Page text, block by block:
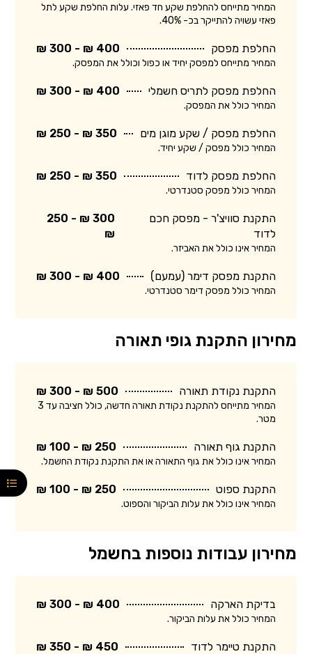
המחיר מתייחס להחלפת שקע חד פאזי. עלות החלפת שקע לתל
פאזי עשויה להתייקר בכ- 40%.
החלפת מפסק 400 ₪ - 300 ₪
המחיר מתייחס למפסק יחיד או כפול וכולל את המפסק.
החלפת מפסק לתריס חשמלי 400 ₪ - 300 ₪
המחיר כולל את המפסק.
החלפת מפסק / שקע מוגן מים 350 ₪ - 250 ₪
המחיר כולל מפסק / שקע יחיד.
החלפת מפסק לדוד 350 ₪ - 250 ₪
המחיר כולל מפסק סטנדרטי.
התקנת סוויצ'ר - מפסק חכם
לדוד
300 ₪ - 250
₪
המחיר אינו כולל את האביזר.
התקנת מפסק דימר (עמעם) 400 ₪ - 300 ₪
המחיר כולל מפסק דימר סטנדרטי.
מחירון התקנת גופי תאורה
התקנת נקודת תאורה 500 ₪ - 300 ₪
המחיר מתייחס להתקנת נקודת תאורה חדשה, כולל חציבה עד 3
מטר.
התקנת גוף תאורה 250 ₪ - 100 ₪
המחיר אינו כולל את גוף התאורה או את התקנת נקודת החשמל.
התקנת ספוט 250 ₪ - 100 ₪
המחיר אינו כולל את עלות הביקור והספוט.
מחירון עבודות נוספות בחשמל
בדיקת הארקה 400 ₪ - 300 ₪
המחיר כולל את עלות הביקור.
התקנת טיימר לדוד 450 ₪ - 350 ₪